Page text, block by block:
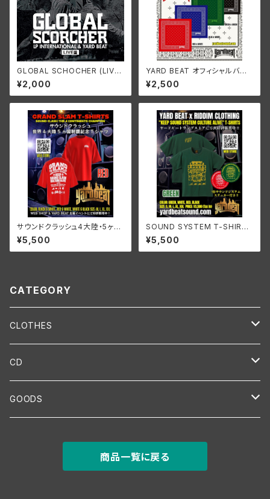
GLOBAL SCHOCHER (LIVE)
~LP INTERNATIONAL & YA
RD BEAT IN JAPAN~
¥2,000
YARD BEAT オフィシャルバン
ダナ
¥2,500
サウンドクラッシュ4大陸・5ヶ国
制覇記念GRAND SLAM Tシャ
ツ - RED
¥5,500
SOUND SYSTEM T-SHIRT
YARDBEAT X RIDDIM CLOT
HING [GREEN]
¥5,500
CATEGORY
CLOTHES
T-SHIRT
HEAD
CD
LIVE
GOODS
VUVUZELA-HORN
商品一覧に戻る